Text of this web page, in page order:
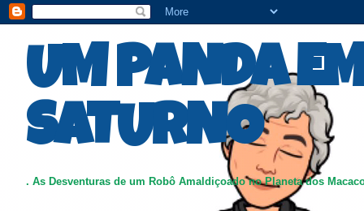
UM PANDA
SATURNO
. As Desventuras de um Robô Amaldiçoado no Planeta dos